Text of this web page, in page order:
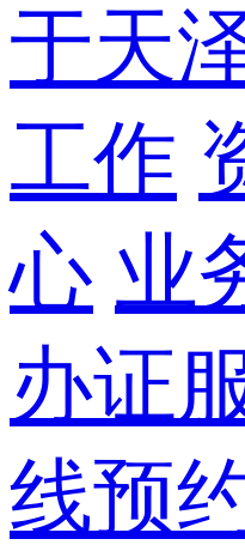
于天
工作
心 业
办证
线预